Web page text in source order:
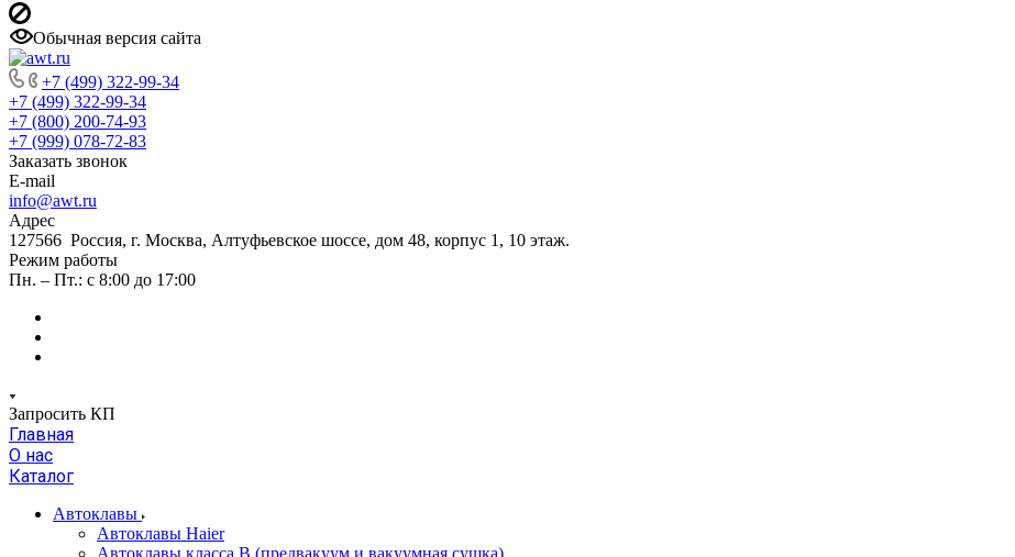
Обычная версия сайта
+7 (499) 322-99-34
+7 (499) 322-99-34
+7 (800) 200-74-93
+7 (999) 078-72-83
Заказать звонок
E-mail
info@awt.ru
Адрес
127566 Россия, г. Москва, Алтуфьевское шоссе, дом 48, корпус 1, 10 этаж.
Режим работы
Пн. – Пт.: с 8:00 до 17:00
Запросить КП
Главная
О нас
Каталог
Автоклавы
Автоклавы Haier
Автоклавы класса B (предвакуум и вакуумная сушка)